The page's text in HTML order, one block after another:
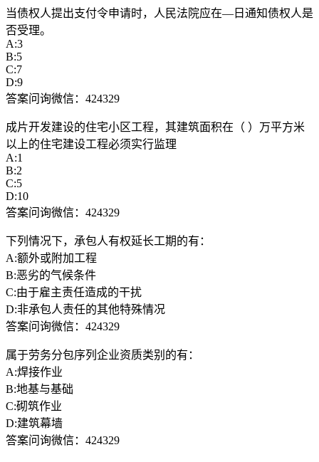
当债权人提出支付令申请时，人民法院应在—日通知债权人是
否受理。
A:3
B:5
C:7
D:9
答案问询微信：424329
成片开发建设的住宅小区工程，其建筑面积在（ ）万平方米
以上的住宅建设工程必须实行监理
A:1
B:2
C:5
D:10
答案问询微信：424329
下列情况下，承包人有权延长工期的有：
A:额外或附加工程
B:恶劣的气候条件
C:由于雇主责任造成的干扰
D:非承包人责任的其他特殊情况
答案问询微信：424329
属于劳务分包序列企业资质类别的有：
A:焊接作业
B:地基与基础
C:砌筑作业
D:建筑幕墙
答案问询微信：424329